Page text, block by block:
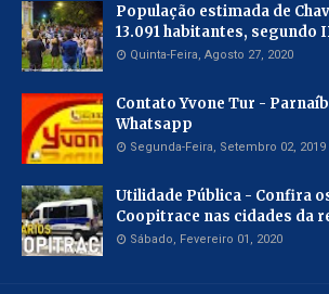
População estimada de
13.091 habitantes, segundo
Quinta-Feira, Agosto 27, 2020
Contato Yvone Tur -
Whatsapp
Segunda-Feira, Setembro 02, 2019
Utilidade Pública - Confira
Coopitrace nas cidades da
Sábado, Fevereiro 01, 2020